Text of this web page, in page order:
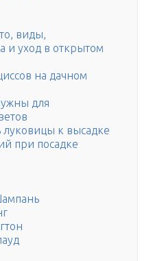
виды,
и уход в открытом
на дачном
для
луковицы к высадке
при посадке